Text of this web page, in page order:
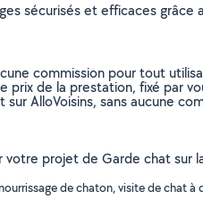
sécurisés et efficaces grâce
commission pour tout
de la prestation, fixé par
AlloVoisins, sans aucune
projet de Garde chat sur
de chaton, visite de chat